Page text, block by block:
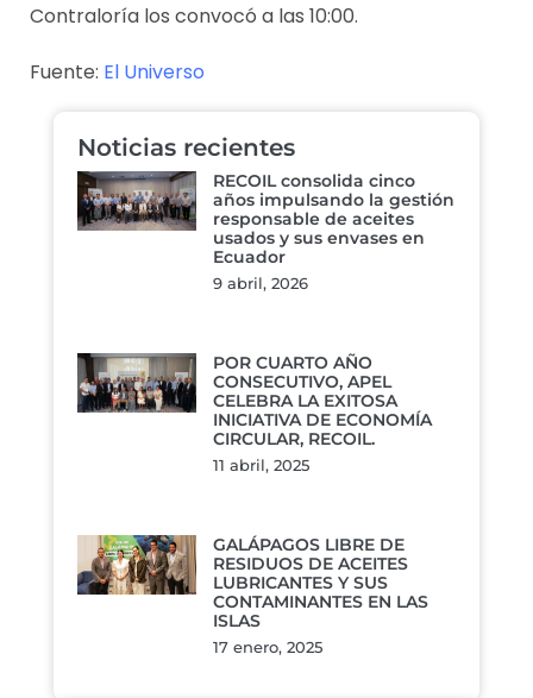
Contraloría los convocó a las 10:00.
Fuente: El Universo
Noticias recientes
RECOIL consolida cinco
años impulsando la gestión
responsable de aceites
usados y sus envases en
Ecuador
9 abril, 2026
POR CUARTO AÑO
CONSECUTIVO, APEL
CELEBRA LA EXITOSA
INICIATIVA DE ECONOMÍA
CIRCULAR, RECOIL.
11 abril, 2025
GALÁPAGOS LIBRE DE
RESIDUOS DE ACEITES
LUBRICANTES Y SUS
CONTAMINANTES EN LAS
ISLAS
17 enero, 2025